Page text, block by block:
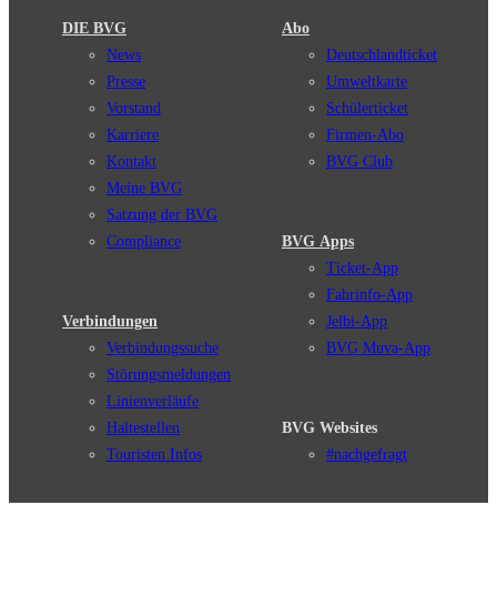
DIE BVG
News
Presse
Vorstand
Karriere
Kontakt
Meine BVG
Satzung der BVG
Compliance
Verbindungen
Verbindungssuche
Störungsmeldungen
Linienverläufe
Haltestellen
Touristen Infos
Abo
Deutschlandticket
Umweltkarte
Schülerticket
Firmen-Abo
BVG Club
BVG Apps
Ticket-App
Fahrinfo-App
Jelbi-App
BVG Muva-App
BVG Websites
#nachgefragt